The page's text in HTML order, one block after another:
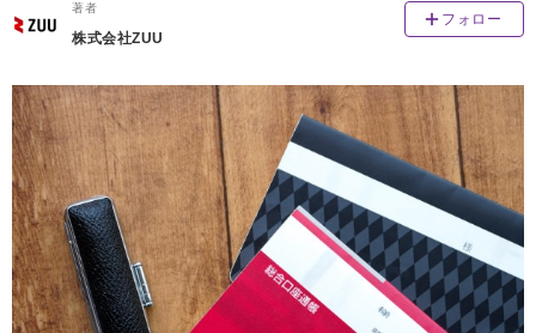
著者
株式会社ZUU
フォロー